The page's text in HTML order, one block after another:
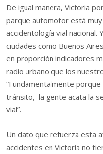
De igual manera, Victoria
parque automotor está
accidentología vial nacional.
ciudades como Buenos
en proporción indicadores
radio urbano que los
“Fundamentalmente
tránsito, la gente acata la
vial”.
Un dato que refuerza esta
accidentes en Victoria no